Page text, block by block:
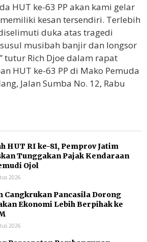
HUT ke-63 PP akan kami gelar
kesan tersendiri. Terlebih
duka atas tragedi
musibah banjir dan longsor
tutur Rich Djoe dalam rapat
HUT ke-63 PP di Mako Pemuda
Jalan Sumba No. 12, Rabu
HUT RI ke-81, Pemprov Jatim
Tunggakan Pajak Kendaraan
Ojol
2026
Cangkrukan Pancasila Dorong
Ekonomi Lebih Berpihak ke
2026